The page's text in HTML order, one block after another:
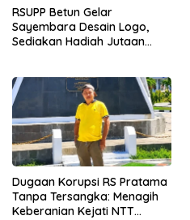
RSUPP Betun Gelar
Sayembara Desain Logo,
Sediakan Hadiah Jutaan
Dugaan Korupsi RS Pratama
Tanpa Tersangka: Menagih
Keberanian Kejati NTT